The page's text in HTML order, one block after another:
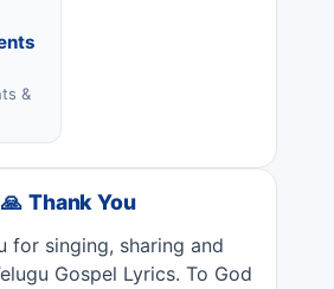
&
🙏 Thank You
for singing, sharing and
Gospel Lyrics. To God